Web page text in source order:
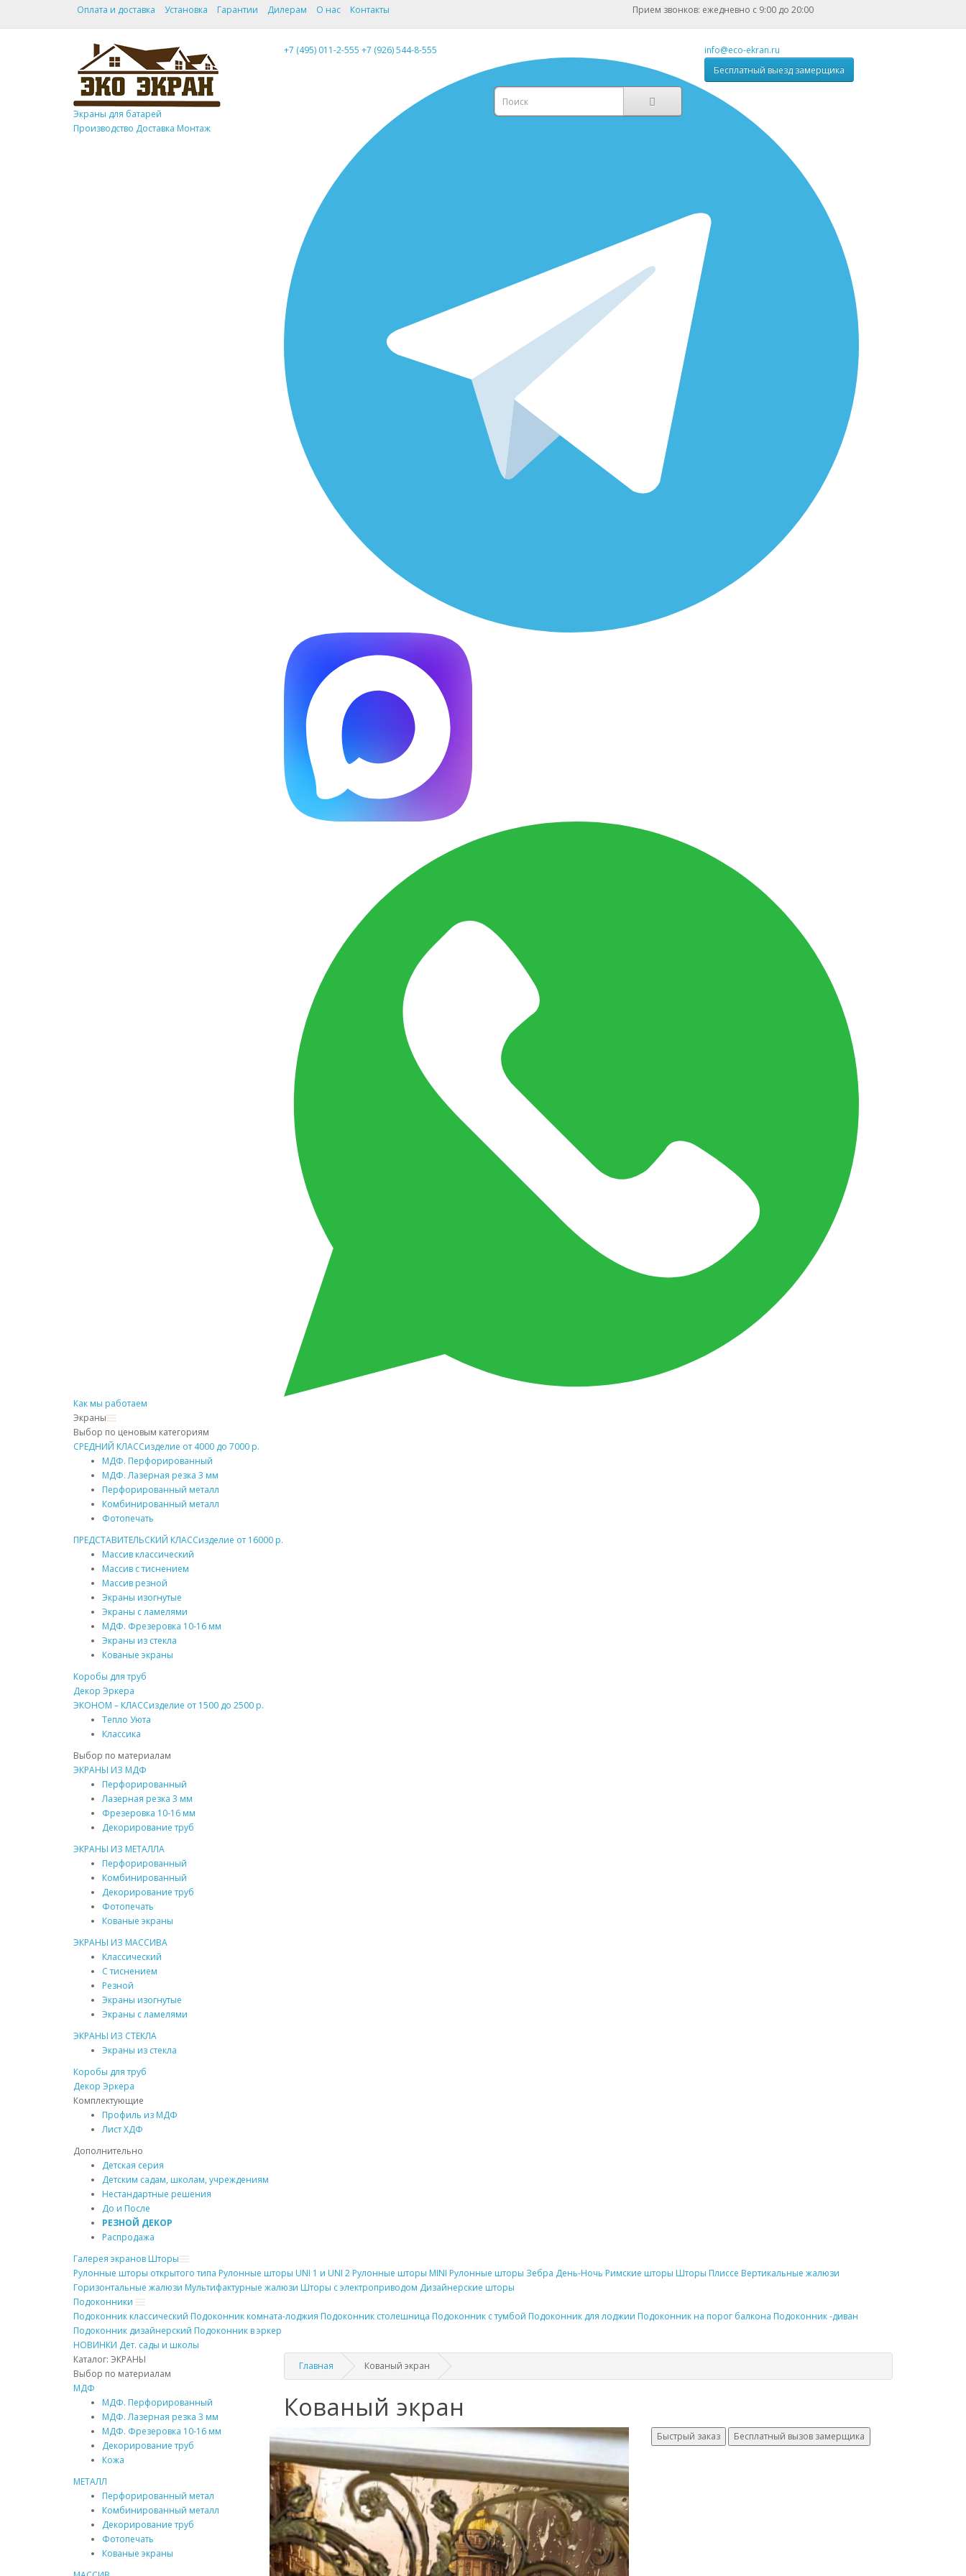
Оплата и доставка Установка Гарантии Дилерам О нас Контакты Прием звонков: ежедневно с 9:00 до 20:00
Экраны для батарей
Производство Доставка Монтаж
+7 (495) 011-2-555 +7 (926) 544-8-555
info@eco-ekran.ru
Бесплатный выезд замерщика
Как мы работаем
Экраны
Выбор по ценовым категориям
СРЕДНИЙ КЛАССизделие от 4000 до 7000 р.
МДФ. Перфорированный
МДФ. Лазерная резка 3 мм
Перфорированный металл
Комбинированный металл
Фотопечать
ПРЕДСТАВИТЕЛЬСКИЙ КЛАССизделие от 16000 р.
Массив классический
Массив с тиснением
Массив резной
Экраны изогнутые
Экраны с ламелями
МДФ. Фрезеровка 10-16 мм
Экраны из стекла
Кованые экраны
Коробы для труб
Декор Эркера
ЭКОНОМ – КЛАССизделие от 1500 до 2500 р.
Тепло Уюта
Классика
Выбор по материалам
ЭКРАНЫ ИЗ МДФ
Перфорированный
Лазерная резка 3 мм
Фрезеровка 10-16 мм
Декорирование труб
ЭКРАНЫ ИЗ МЕТАЛЛА
Перфорированный
Комбинированный
Декорирование труб
Фотопечать
Кованые экраны
ЭКРАНЫ ИЗ МАССИВА
Классический
С тиснением
Резной
Экраны изогнутые
Экраны с ламелями
ЭКРАНЫ ИЗ СТЕКЛА
Экраны из стекла
Коробы для труб
Декор Эркера
Комплектующие
Профиль из МДФ
Лист ХДФ
Дополнительно
Детская серия
Детским садам, школам, учреждениям
Нестандартные решения
До и После
РЕЗНОЙ ДЕКОР
Распродажа
Галерея экранов Шторы
Рулонные шторы открытого типа Рулонные шторы UNI 1 и UNI 2 Рулонные шторы MINI Рулонные шторы Зебра День-Ночь Римские шторы Шторы Плиссе Вертикальные жалюзи
Горизонтальные жалюзи Мультифактурные жалюзи Шторы с электроприводом Дизайнерские шторы
Подоконники
Подоконник классический Подоконник комната-лоджия Подоконник столешница Подоконник с тумбой Подоконник для лоджии Подоконник на порог балкона Подоконник-диван
Подоконник дизайнерский Подоконник в эркер
НОВИНКИ Дет. сады и школы
Каталог: ЭКРАНЫ
Выбор по материалам
МДФ
МДФ. Перфорированный
МДФ. Лазерная резка 3 мм
МДФ. Фрезеровка 10-16 мм
Декорирование труб
Кожа
МЕТАЛЛ
Перфорированный метал
Комбинированный металл
Декорирование труб
Фотопечать
Кованые экраны
Главная Кованый экран
Кованый экран
Быстрый заказ Бесплатный вызов замерщика